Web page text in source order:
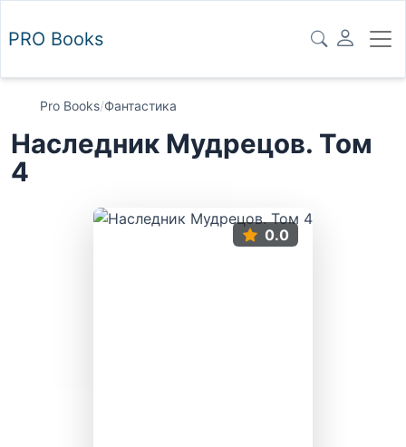
PRO Books
Pro Books/Фантастика
Наследник Мудрецов. Том
4
0.0